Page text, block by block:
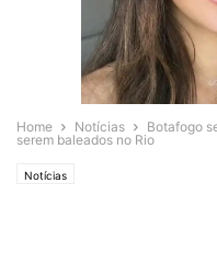
Home Notícias
Botafogo
serem baleados no Rio
Notícias